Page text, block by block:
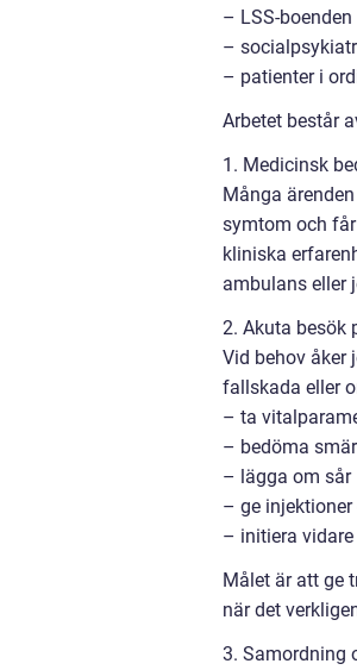
– LSS-boenden
–
– patienter i
Arbetet består
1. Medicinsk
Många
symtom och
kliniska
ambulans eller
2. Akuta besök
Vid behov åker
fallskada eller
– ta
– bedöma
– lägga om sår
– ge
– initiera
Målet är att ge
när det
3. Samordning